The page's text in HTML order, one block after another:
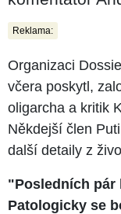
Reklama:
Organizaci
včera poskytl,
oligarcha a kritik
Někdejší člen
další detaily z
"Posledních pár
Patologicky se